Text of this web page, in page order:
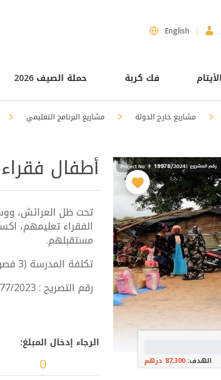
English
فك كربة حملة الصيف 2026
مشاريع خارج الدولة مشاريع البرنامج التعليمي
الهدف:87,300 درهم
أطفال
تحت ظل العرائش،
الفقراء تعليمهم،
مستقبلهم.
تكلفة المدرسة (3 فصول +مكتب إدارة+ 4حمامات): 87,300 درهم
رقم التصريح : 3/377/2023
الرجاء إدخال المبلغ: